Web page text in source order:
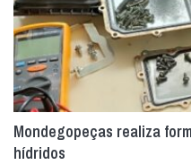
Mondegopeças realiza
hídridos